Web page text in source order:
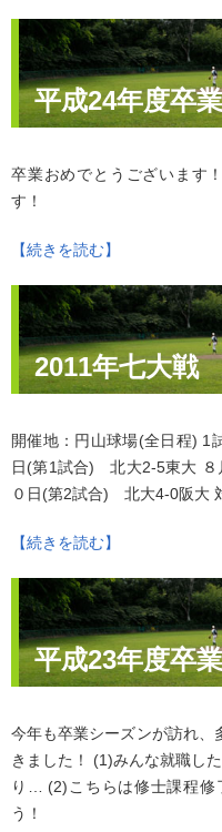
平成24年度卒
卒業おめでとうございます
す！
【続きを読む】
2011年七大戦
開催地：円山球場(全日程) 1
日(第1試合) 北大2-5東大
０日(第2試合) 北大4-0阪大
【続きを読む】
平成23年度卒
今年も卒業シーズンが訪れ、
きました！ (1)みんな就職し
り… (2)こちらは修士課程修
う！